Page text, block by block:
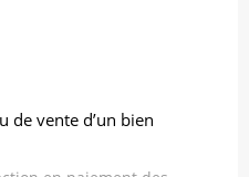
de vente d’un bien